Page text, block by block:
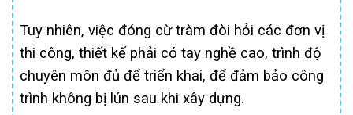
Tuy nhiên, việc đóng cừ tràm đòi hỏi các đơn vị
thi công, thiết kế phải có tay nghề cao, trình độ
chuyên môn đủ để triển khai, để đảm bảo công
trình không bị lún sau khi xây dựng.